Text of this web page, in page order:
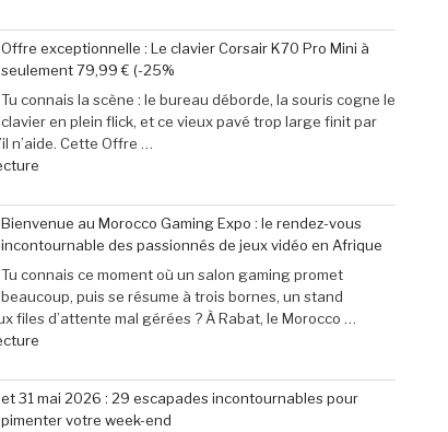
Michael
Myers »
:
succès
phénoménal
grâce
à
une
baisse
prix
de
40% »
Gaming
:
‘Street
Fighter
6’
explose
tous
compteurs
de
joueurs
connectés,
trois
ans
après
lancement »
Offre exceptionnelle : Le clavier Corsair K70 Pro Mini à
seulement 79,99 € (-25%
Tu connais la scène : le bureau déborde, la souris cogne le
clavier en plein flick, et ce vieux pavé trop large finit par
n’aide. Cette Offre …
de
exceptionnelle
:
Le
clavier
Corsair
K70
Pro
à
seulement
79,99
Bienvenue au Morocco Gaming Expo : le rendez-vous
incontournable des passionnés de jeux vidéo en Afrique
Tu connais ce moment où un salon gaming promet
beaucoup, puis se résume à trois bornes, un stand
files d’attente mal gérées ? À Rabat, le Morocco …
de
au
Morocco
Gaming
et 31 mai 2026 : 29 escapades incontournables pour
pimenter votre week-end